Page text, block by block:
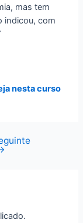
mas tem
indicou, com
nesta curso